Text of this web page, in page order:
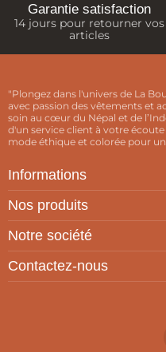
Garantie satisfaction
14 jours pour retourner vos
articles
"Plongez dans l'univers de La
avec passion des vêtements et
soin au cœur du Népal et de
d'un service client à votre
mode éthique et colorée pour
Informations
Nos produits
Notre société
Contactez-nous